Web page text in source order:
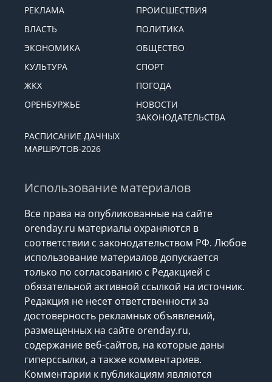
РЕКЛАМА
ПРОИСШЕСТВИЯ
ВЛАСТЬ
ПОЛИТИКА
ЭКОНОМИКА
ОБЩЕСТВО
КУЛЬТУРА
СПОРТ
ЖКХ
ПОГОДА
ОРЕНБУРЖЬЕ
НОВОСТИ
ЗАКОНОДАТЕЛЬСТВА
РАСПИСАНИЕ ДАЧНЫХ
МАРШРУТОВ-2026
Использование материалов
Все права на опубликованные на сайте
orenday.ru материалы охраняются в
соответствии с законодательством РФ. Любое
использование материалов допускается
только по согласованию с Редакцией с
обязательной активной ссылкой на источник.
Редакция не несет ответственности за
достоверность рекламных объявлений,
размещенных на сайте orenday.ru,
содержание веб-сайтов, на которые даны
гиперссылки, а также комментариев.
Комментарии к публикациям являются